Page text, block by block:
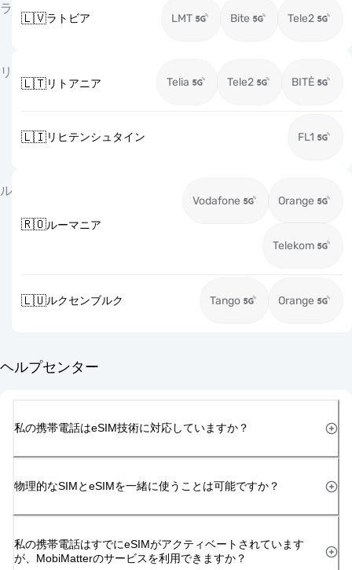
ラ
🇱🇻ラトビア LMT Bite Tele2
リ
🇱🇹リトアニア Telia Tele2 BITĖ
🇱🇮リヒテンシュタイン FL1
ル
🇷🇴ルーマニア
Vodafone Orange
Telekom
🇱🇺ルクセンブルク Tango Orange
ヘルプセンター
私の携帯電話はeSIM技術に対応していますか？
物理的なSIMとeSIMを一緒に使うことは可能ですか？
私の携帯電話はすでにeSIMがアクティベートされています
が、MobiMatterのサービスを利用できますか？